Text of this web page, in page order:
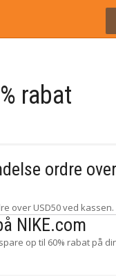
rabat
ordre over
over USD50 ved kassen.
NIKE.com
op til 60% rabat på